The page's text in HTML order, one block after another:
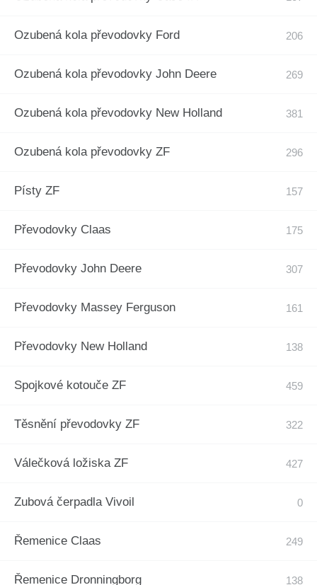
Ozubená kola převodovky Ford
Ozubená kola převodovky John Deere
Ozubená kola převodovky New Holland
Ozubená kola převodovky ZF
Písty ZF
Převodovky Claas
Převodovky John Deere
Převodovky Massey Ferguson
Převodovky New Holland
Spojkové kotouče ZF
Těsnění převodovky ZF
Válečková ložiska ZF
Zubová čerpadla Vivoil
Řemenice Claas
Řemenice Dronningborg